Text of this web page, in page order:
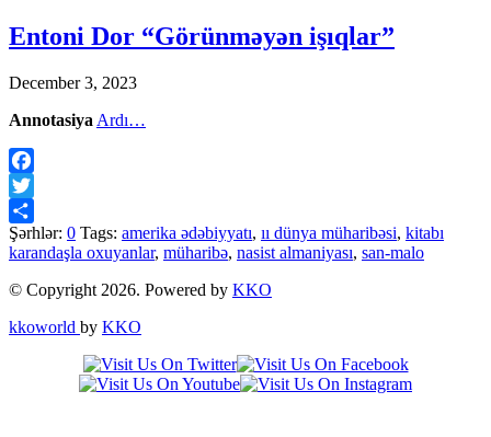
Entoni Dor “Görünməyən işıqlar”
December 3, 2023
Annotasiya Ardı…
Facebook
Twitter
Share
Şərhlər: 0 Tags: amerika ədəbiyyatı, ıı dünya müharibəsi, kitabı
karandaşla oxuyanlar, müharibə, nasist almaniyası, san-malo
© Copyright 2026. Powered by KKO
kkoworld by KKO